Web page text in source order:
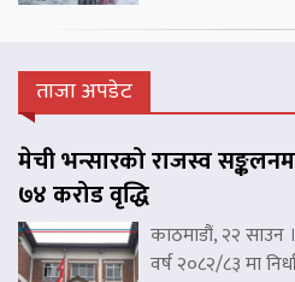
ताजा अपडेट
मेची भन्सारको राजस्व
७४ करोड वृद्धि
काठमाडौं, २२ साउन
वर्ष २०८२/८३ मा